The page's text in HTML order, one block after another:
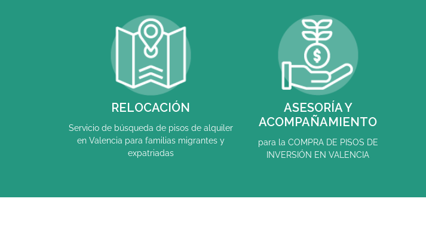
RELOCACIÓN
Servicio de búsqueda de pisos de alquiler
en Valencia para familias migrantes y
expatriadas
ASESORÍA Y
ACOMPAÑAMIENTO
para la COMPRA DE PISOS DE
INVERSIÓN EN VALENCIA